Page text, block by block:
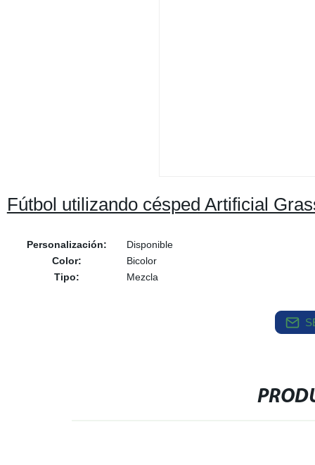
Fútbol utilizando césped Artificial
Personalización:
Disponible
Color:
Bicolor
Tipo:
Mezcla